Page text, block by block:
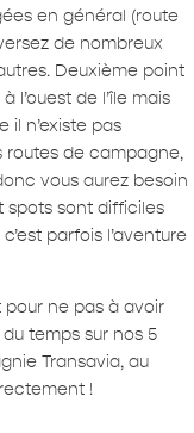
en général (route
de nombreux
Deuxième point
l’ouest de l’île mais
il n’existe pas
routes de campagne,
vous aurez besoin
spots sont difficiles
parfois l’aventure
ne pas à avoir
temps sur nos 5
Transavia, au
!